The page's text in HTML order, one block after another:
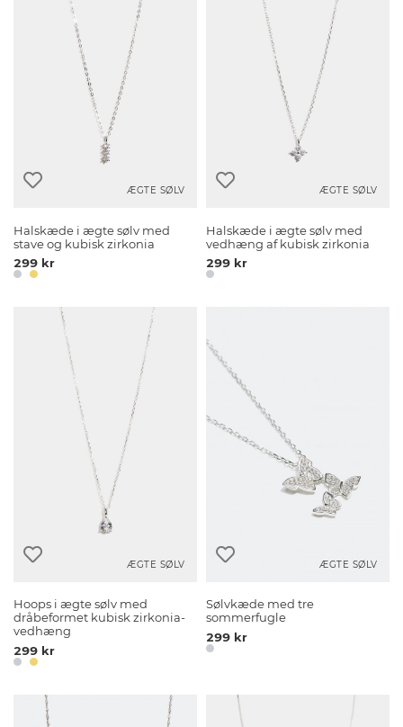
ÆGTE SØLV
Halskæde i ægte sølv med
stave og kubisk zirkonia
299 kr
ÆGTE SØLV
Halskæde i ægte sølv med
vedhæng af kubisk zirkonia
299 kr
ÆGTE SØLV
Hoops i ægte sølv med
dråbeformet kubisk zirkonia-
vedhæng
299 kr
ÆGTE SØLV
Sølvkæde med tre
sommerfugle
299 kr